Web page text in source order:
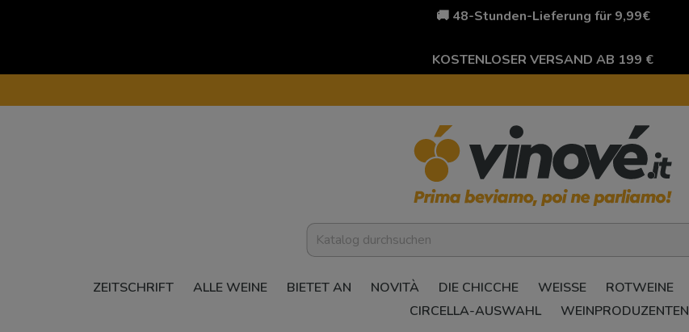
🚚 48-Stunden-Lieferung für 9,99€
KOSTENLOSER VERSAND AB 199 €
ZEITSCHRIFT ALLE WEINE BIETET AN NOVITÀ DIE CHICCHE WEISSE ROTWEINE
CIRCELLA-AUSWAHL
WEINPRODUZENTEN